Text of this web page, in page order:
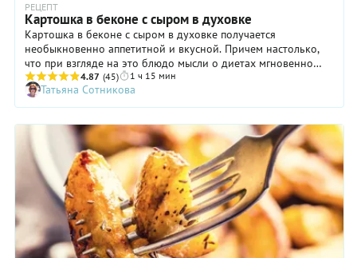
РЕЦЕПТ
Картошка в беконе с сыром в духовке
Картошка в беконе с сыром в духовке получается
необыкновенно аппетитной и вкусной. Причем настолько,
что при взгляде на это блюдо мысли о диетах мгновенно
улетучиваются, а на первый план выходит неукротимое
желание съесть хотя бы одну штучку. Ну или две! Так что,
если вы готовы ненадолго отойти от принципов правильного
питания, сделайте блюдо по нашему подробному рецепту.
Кстати, в данном случае вам понадобится картошка с
высоким содержанием крахмала: такая и варится, и
запекается быстро. И помните, что полоски бекона не
должны быть слишком длинными: более двух слоев
«обертки» на клубнях не лучшим образом скажется на вкусе
блюда.
4.87 (45) 1 ч 15 мин
Татьяна Сотникова